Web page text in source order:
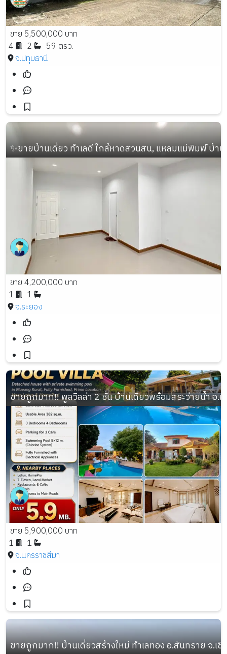
ขาย 5,500,000 บาท
4
2
59 ตรว.
จ.ปทุมธานี
✨ขายบ้านเดี่ยว ทำเลดี ใกล้หาดสวนสน, แหลมแม่พิมพ์ บ้าน
ขาย 4,200,000 บาท
1
1
จ.ระยอง
ขายถูกมาก!! พูลวิลล่า 2 ชั้น บ้านเดี่ยวพร้อมสระว่ายน้ำ อ.เ
ขาย 5,900,000 บาท
1
1
จ.นครราชสีมา
ขายถูกมาก!! บ้านเดี่ยวสร้างใหม่ ทำเลทอง อ.สันทราย จ.เ